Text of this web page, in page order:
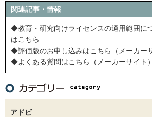
関連記事・情報
◆教育・研究向けライセンスの適用範囲に
はこちら
◆評価版のお申し込みはこちら（メーカー
◆よくある質問はこちら（メーカーサイト）
アドビ